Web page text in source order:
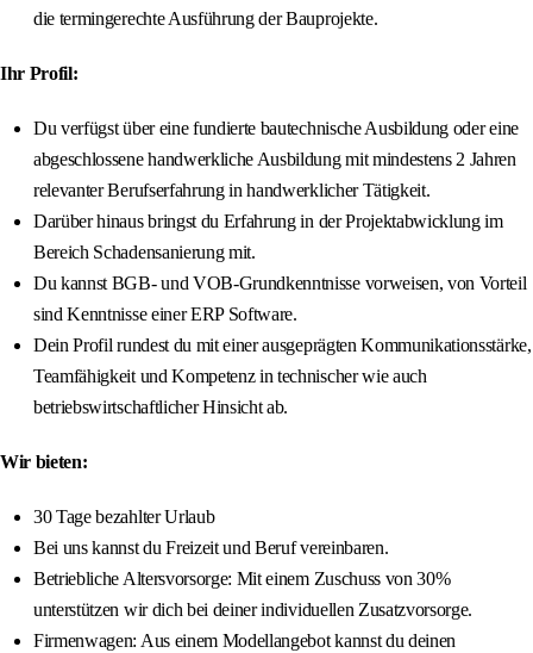
die termingerechte Ausführung der Bauprojekte.
Ihr Profil:
Du verfügst über eine fundierte bautechnische Ausbildung oder eine
abgeschlossene handwerkliche Ausbildung mit mindestens 2 Jahren
relevanter Berufserfahrung in handwerklicher Tätigkeit.
Darüber hinaus bringst du Erfahrung in der Projektabwicklung im
Bereich Schadensanierung mit.
Du kannst BGB- und VOB-Grundkenntnisse vorweisen, von Vorteil
sind Kenntnisse einer ERP Software.
Dein Profil rundest du mit einer ausgeprägten Kommunikationsstärke,
Teamfähigkeit und Kompetenz in technischer wie auch
betriebswirtschaftlicher Hinsicht ab.
Wir bieten:
30 Tage bezahlter Urlaub
Bei uns kannst du Freizeit und Beruf vereinbaren.
Betriebliche Altersvorsorge: Mit einem Zuschuss von 30%
unterstützen wir dich bei deiner individuellen Zusatzvorsorge.
Firmenwagen: Aus einem Modellangebot kannst du deinen